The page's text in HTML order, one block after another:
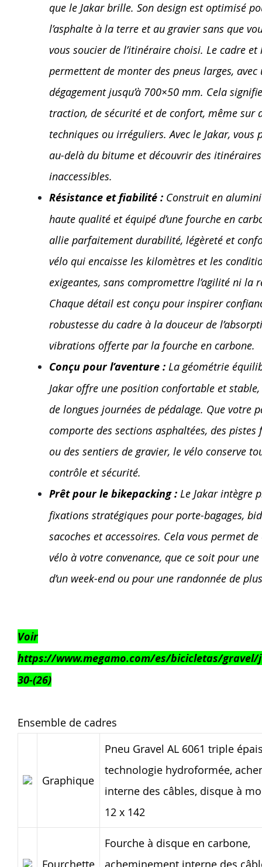
que le Jakar brille. Son design est optimisé
l’asphalte à la terre et au gravier sans que
vous soucier de l’itinéraire choisi. Le cadre
permettent de monter des pneus larges, avec
dégagement jusqu’à 700×50 mm. Cela
traction, de sécurité et de confort, même sur
techniques ou irréguliers. Avec le Jakar, vous
au-delà du bitume et découvrir des
inaccessibles.
Résistance et fiabilité : Construit en
haute qualité et équipé d’une fourche en
allie parfaitement durabilité, légèreté et
vélo qui encaisse les kilomètres et les
exigeantes, sans compromettre l’agilité ni la
Chaque détail est conçu pour inspirer
robustesse du cadre à la douceur de
vibrations offerte par la fourche en carbone.
Conçu pour l’aventure : La géométrie
Jakar offre une position confortable et
de longues journées de pédalage. Que votre
comporte des sections asphaltées, des pistes
ou des sentiers de gravier, le vélo conserve
contrôle et sécurité.
Prêt pour le bikepacking : Le Jakar intègre
fixations stratégiques pour porte-bagages,
sacoches et accessoires. Cela vous permet
vélo à votre convenance, que ce soit pour une
d’un week-end ou pour une randonnée de
Voir
https://www.megamo.com/es/bicicletas/
30-(26)
Ensemble de cadres
Graphique
Pneu Gravel AL 6061 triple
technologie hydroformée,
interne des câbles, disque à
12 x 142
Fourche à disque en carbone,